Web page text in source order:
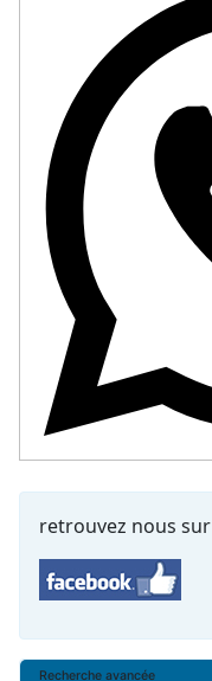
retrouvez nous sur
Recherche avancée